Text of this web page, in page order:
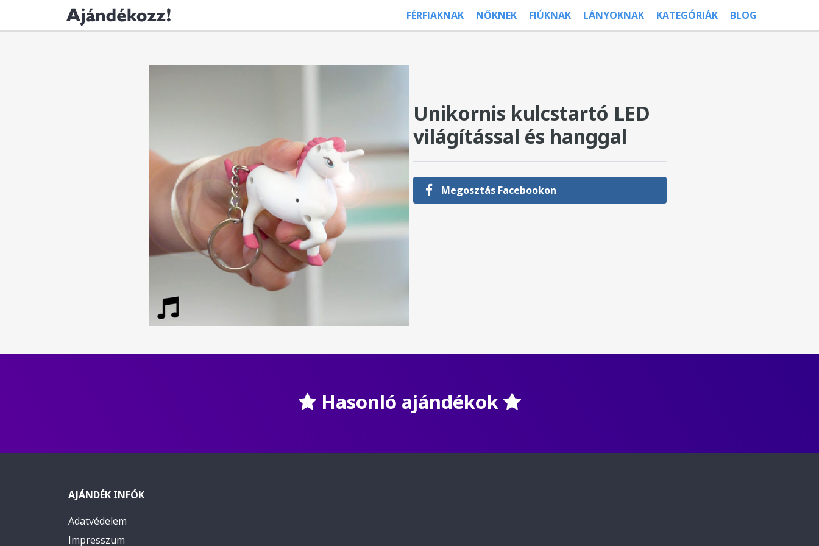
FÉRFIAKNAK NŐKNEK FIÚKNAK LÁNYOKNAK KATEGÓRIÁK BLOG
Unikornis kulcstartó LED
világítással és hanggal
Megosztás Facebookon
Hasonló ajándékok
AJÁNDÉK INFÓK
Adatvédelem
Impresszum